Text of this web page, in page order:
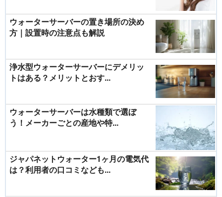
ウォーターサーバーの置き場所の決め
方｜設置時の注意点も解説
浄水型ウォーターサーバーにデメリッ
トはある？メリットとおす...
ウォーターサーバーは水種類で選ぼ
う！メーカーごとの産地や特...
ジャパネットウォーター1ヶ月の電気代
は？利用者の口コミなども...